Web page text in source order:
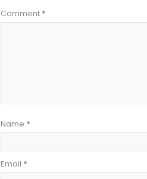
Comment *
Name *
Email *